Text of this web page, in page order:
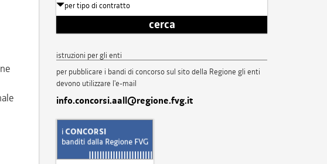
per tipo di contratto
cerca
istruzioni per gli enti
per pubblicare i bandi di concorso sul sito della Regione gli enti
devono utilizzare l'e-mail
info.concorsi.aall@regione.fvg.it